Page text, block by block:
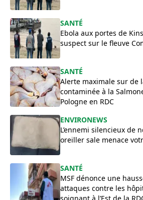
SANTÉ
Ebola aux portes de
suspect sur le fleuve
SANTÉ
Alerte maximale sur de
contaminée à la
Pologne en RDC
ENVIRONEWS
​L’ennemi silencieux de
oreiller sale menace
SANTÉ
MSF dénonce une
attaques contre les